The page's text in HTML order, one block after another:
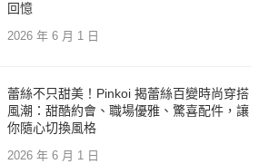
回憶
2026 年 6 月 1 日
蕾絲不只甜美！Pinkoi 揭蕾絲百變時尚穿搭
風潮：甜酷約會、職場優雅、驚喜配件，讓
你隨心切換風格
2026 年 6 月 1 日